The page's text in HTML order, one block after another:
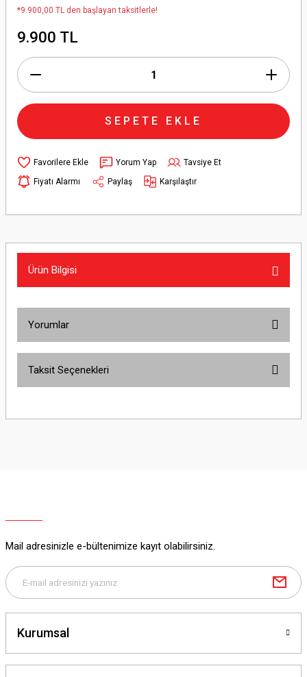
*9.900,00 TL den başlayan taksitlerle!
9.900 TL
SEPETE EKLE
Yorum Yap
Tavsiye Et
Fiyatı Alarmı
Paylaş Karşılaştır
Ürün Bilgisi
Yorumlar
Yorum Yaz
Taksit Seçenekleri
Mail adresinizle e-bültenimize kayıt olabilirsiniz.
Kurumsal